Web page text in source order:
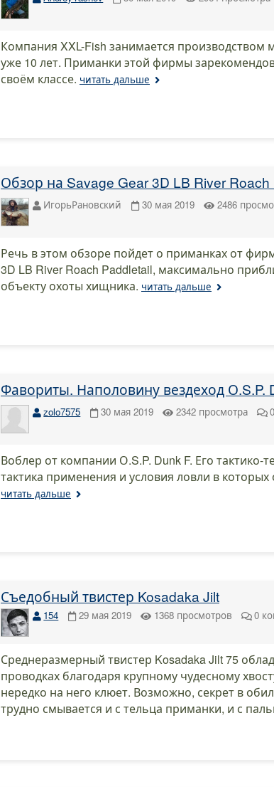
Компания XXL-Fish занимается
уже 10 лет. Приманки этой фирмы
своём классе. читать дальше
Обзор на Savage Gear 3D LB River Roach
ИгорьРановский 30 мая 2019 2486
Речь в этом обзоре пойдет о приманках от
3D LB River Roach Paddletail, максимально
объекту охоты хищника. читать дальше
Фавориты. Наполовину вездеход О.S.P.
zolo7575 30 мая 2019 2342 просмотра 0
Воблер от компании О.S.P. Dunk F. Его тактико-
тактика применения и условия ловли в
читать дальше
Съедобный твистер Kosadaka Jilt
154 29 мая 2019 1368 просмотров 0
Среднеразмерный твистер Kosadaka Jilt 75
проводках благодаря крупному чудесному
нередко на него клюет. Возможно, секрет в
трудно смывается и с тельца приманки, и с